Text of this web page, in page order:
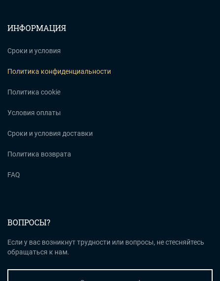
ИНФОРМАЦИЯ
Сроки и условия
Политика конфиденциальности
Политика cookie
Условия оплаты
Сроки и условия доставки
Политика возврата
FAQ
ВОПРОСЫ?
Если у вас возникнут трудности или вопросы, не стесняйтесь
обращаться к нам.